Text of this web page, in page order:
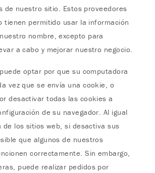
de nuestro sitio. Estos proveedores
tienen permitido usar la información
nombre, excepto para
a cabo y mejorar nuestro negocio.
optar por que su computadora
vez que se envía una cookie, o
desactivar todas las cookies a
de su navegador. Al igual
de los sitios web, si desactiva sus
que algunos de nuestros
correctamente. Sin embargo,
puede realizar pedidos por